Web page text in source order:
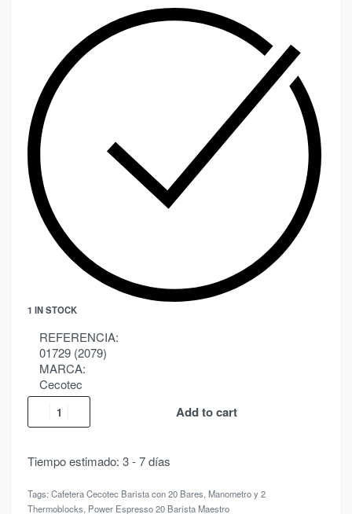
1 IN STOCK
REFERENCIA:
01729 (2079)
MARCA:
Cecotec
Add to cart
Tiempo estimado: 3 - 7 días
Tags: Cafetera Cecotec Barista con 20 Bares, Manometro y 2
Thermoblocks, Power Espresso 20 Barista Maestro